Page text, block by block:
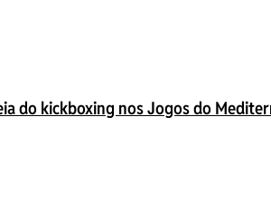
do kickboxing nos Jogos do